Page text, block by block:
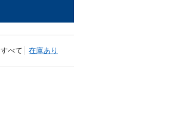
すべて 在庫あり